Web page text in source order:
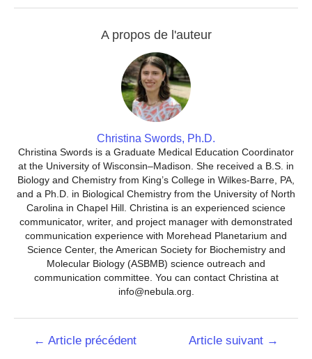
A propos de l'auteur
Christina Swords, Ph.D.
Christina Swords is a Graduate Medical Education Coordinator
at the University of Wisconsin–Madison. She received a B.S. in
Biology and Chemistry from King’s College in Wilkes-Barre, PA,
and a Ph.D. in Biological Chemistry from the University of North
Carolina in Chapel Hill. Christina is an experienced science
communicator, writer, and project manager with demonstrated
communication experience with Morehead Planetarium and
Science Center, the American Society for Biochemistry and
Molecular Biology (ASBMB) science outreach and
communication committee. You can contact Christina at
info@nebula.org.
Navigation
← Article précédent Article suivant →